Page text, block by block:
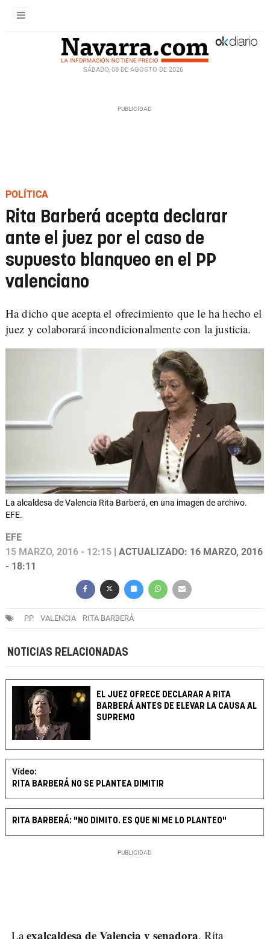
SÁBADO, 08 DE AGOSTO DE 2026
POLÍTICA
Rita Barberá acepta declarar
ante el juez por el caso de
supuesto blanqueo en el PP
valenciano
Ha dicho que acepta el ofrecimiento que le ha hecho el
juez y colaborará incondicionalmente con la justicia.
La alcaldesa de Valencia Rita Barberá, en una imagen de archivo.
EFE.
EFE
15 MARZO, 2016 - 12:15 | ACTUALIZADO: 16 MARZO, 2016
- 18:11
PP VALENCIA RITA BARBERÁ
NOTICIAS RELACIONADAS
EL JUEZ OFRECE DECLARAR A RITA
BARBERÁ ANTES DE ELEVAR LA CAUSA AL
SUPREMO
Vídeo:
RITA BARBERÁ NO SE PLANTEA DIMITIR
RITA BARBERÁ: "NO DIMITO. ES QUE NI ME LO PLANTEO"
Laexalcaldesa de Valencia y senadora, Rita